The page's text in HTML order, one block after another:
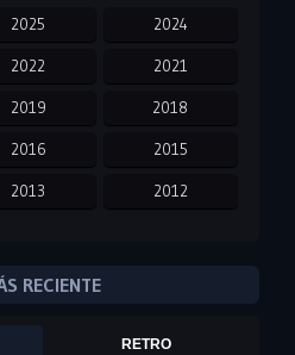
2025 2024
2022 2021
2019 2018
2016 2015
2013 2012
2007
RECIENTE
RETRO